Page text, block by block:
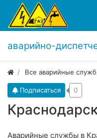
аварийно-
Все аварийные
Подписаться 0
Аварийные службы в